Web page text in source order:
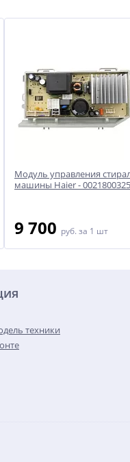
Модуль управления
машины Haier - 0021800325
9 700 руб. за 1 шт
техники